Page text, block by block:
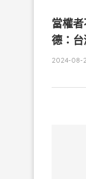
當權
德：
2024-08-